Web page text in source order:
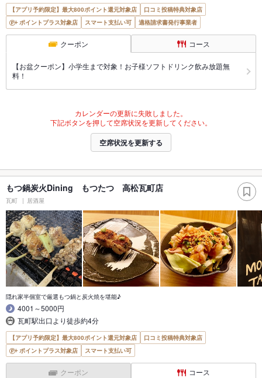
【アプリ予約限定】最大800ポイント還元対象店
口コミ投稿特典対象店
ポイントプラス対象店
スマート支払い可 適格請求書発行事業者
クーポン コース
【お盆クーポン】小学生まで対象！お子様ソフトドリンク飲み放題無
料！
カレンダーの更新に失敗しました。
下記ボタンを押して空席状況を更新してください。
空席状況を更新する
もつ鍋炭火Dining もつたつ 高松瓦町店
瓦町 居酒屋
隠れ家半個室で厳選もつ鍋と炭火焼を堪能♪
4001～5000円
瓦町駅出口より徒歩約4分
【アプリ予約限定】最大800ポイント還元対象店
口コミ投稿特典対象店
ポイントプラス対象店
スマート支払い可
クーポン コース